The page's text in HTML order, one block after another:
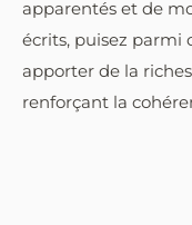
apparentés et de
écrits, puisez parmi
apporter de la
renforçant la